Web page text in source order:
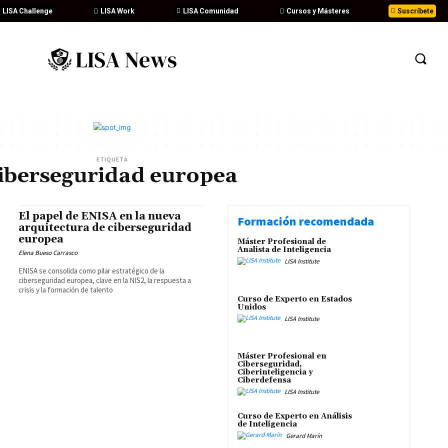
Suscríbete
Cursos y Másteres
LISA Comunidad
LISA Work
LISA Challenge
ETIQUETA
europea
El papel de ENISA en la nueva
arquitectura de ciberseguridad
europea
Elena Bueso Carrasco
ENISA se consolida como pilar estratégico de la
ciberseguridad europea, clave en la NIS2, la respuesta a
crisis y la formación de talento
Formación recomendada
Máster Profesional de
Analista de Inteligencia
LISA Institute
Curso de Experto en Estados
Unidos
LISA Institute
Máster Profesional en
Ciberseguridad,
Ciberinteligencia y
Ciberdefensa
LISA Institute
Curso de Experto en Análisis
de Inteligencia
Gerard Marín